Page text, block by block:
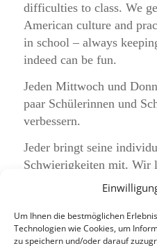
Um Ihnen die bestmöglichen
Technologien wie Cookies, um
zu speichern und/oder darauf
difficulties to class. We
American culture and
in school – always
indeed can be fun.
Jeden Mittwoch und
paar Schülerinnen und
verbessern.
Jeder bringt seine
Schwierigkeiten mit. Wir
amerikanische Kultur
in der Schule behandelt
nicht, dass Englisch